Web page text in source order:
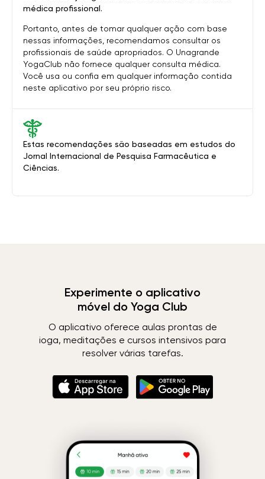
Estas recomendações são baseadas em estudos do
Jornal Internacional de Pesquisa Farmacêutica e
Ciências.
médica profissional.
Portanto, antes de tomar qualquer ação com base
nessas informações, recomendamos consultar os
profissionais de saúde apropriados. O Unagrande
YogaClub não fornece qualquer consulta médica.
Você usa ou confia em qualquer informação contida
neste aplicativo por seu próprio risco.
Experimente o aplicativo
móvel do Yoga Club
O aplicativo oferece aulas prontas de
ioga, meditações e cursos intensivos para
resolver várias tarefas.